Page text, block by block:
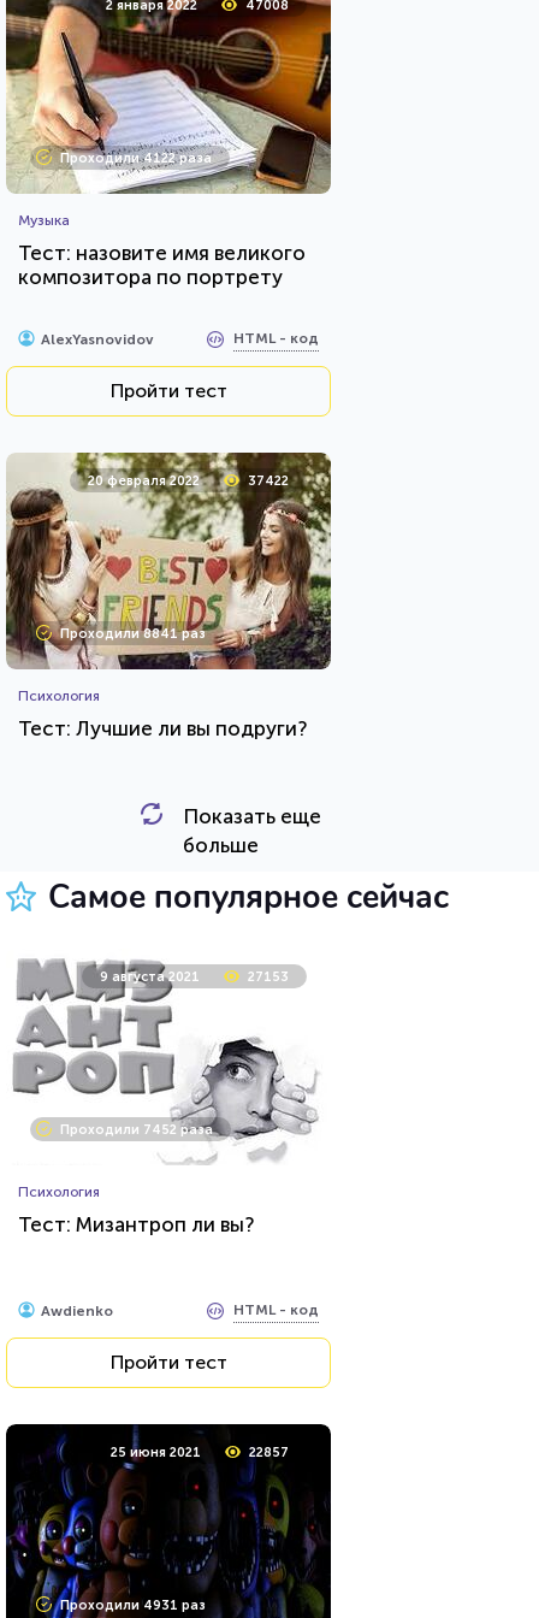
2 января 2022 47008
Проходили 4122 раза
Музыка
Тест: назовите имя великого
композитора по портрету
AlexYasnovidov HTML - код
Пройти тест
20 февраля 2022 37422
Проходили 8841 раз
Психология
Тест: Лучшие ли вы подруги?
HTML - код
26 июля 2021
Проходили 8032 раза
Тест по игре Dota 2
Пройти тест
23 июня 2021
Проходили 20934 раза
Показать еще
больше
Самое популярное сейчас
9 августа 2021 27153
Проходили 7452 раза
Психология
Тест: Мизантроп ли вы?
Awdienko HTML - код
Пройти тест
25 июня 2021 22857
Проходили 4931 раз